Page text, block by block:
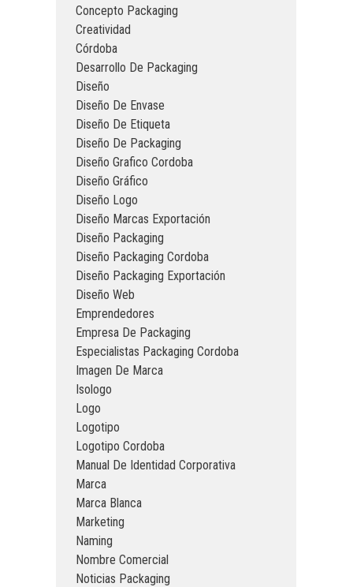
Concepto Packaging
Creatividad
Córdoba
Desarrollo De Packaging
Diseño
Diseño De Envase
Diseño De Etiqueta
Diseño De Packaging
Diseño Grafico Cordoba
Diseño Gráfico
Diseño Logo
Diseño Marcas Exportación
Diseño Packaging
Diseño Packaging Cordoba
Diseño Packaging Exportación
Diseño Web
Emprendedores
Empresa De Packaging
Especialistas Packaging Cordoba
Imagen De Marca
Isologo
Logo
Logotipo
Logotipo Cordoba
Manual De Identidad Corporativa
Marca
Marca Blanca
Marketing
Naming
Nombre Comercial
Noticias Packaging